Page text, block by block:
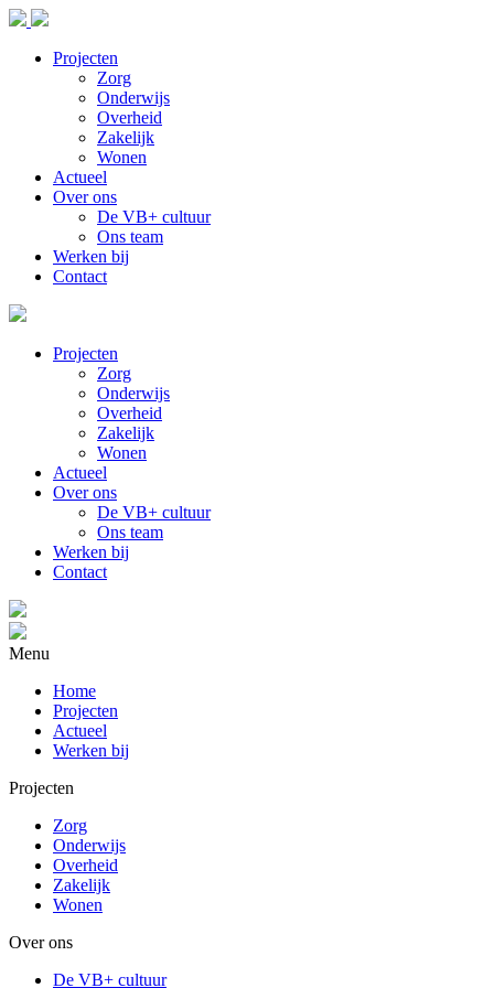
Projecten
Zorg
Onderwijs
Overheid
Zakelijk
Wonen
Actueel
Over ons
De VB+ cultuur
Ons team
Werken bij
Contact
Projecten
Zorg
Onderwijs
Overheid
Zakelijk
Wonen
Actueel
Over ons
De VB+ cultuur
Ons team
Werken bij
Contact
Menu
Home
Projecten
Actueel
Werken bij
Projecten
Zorg
Onderwijs
Overheid
Zakelijk
Wonen
Over ons
De VB+ cultuur